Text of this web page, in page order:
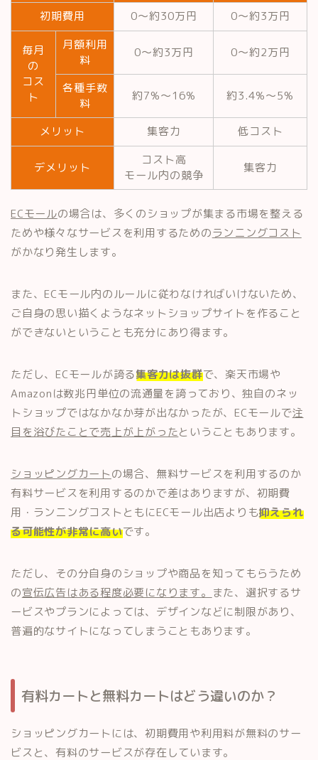
初期費用
0～約30万円 0～約3万円
毎月
の
コス
ト
月額利用
料
0～約3万円 0～約2万円
各種手数
料
約7%～16% 約3.4%～5%
メリット 集客力 低コスト
デメリット
コスト高
モール内の競争
集客力
ECモールの場合は、多くのショップが集まる市場を整える
ためや様々なサービスを利用するためのランニングコスト
がかなり発生します。
また、ECモール内のルールに従わなければいけないため、
ご自身の思い描くようなネットショップサイトを作ること
ができないということも充分にあり得ます。
ただし、ECモールが誇る集客力は抜群で、楽天市場や
Amazonは数兆円単位の流通量を誇っており、独自のネッ
トショップではなかなか芽が出なかったが、ECモールで注
目を浴びたことで売上が上がったということもあります。
ショッピングカートの場合、無料サービスを利用するのか
有料サービスを利用するのかで差はありますが、初期費
用・ランニングコストともにECモール出店よりも抑えられ
る可能性が非常に高いです。
ただし、その分自身のショップや商品を知ってもらうため
の宣伝広告はある程度必要になります。 また、選択するサ
ービスやプランによっては、デザインなどに制限があり、
普遍的なサイトになってしまうこともあります。
有料カートと無料カートはどう違いのか？
ショッピングカートには、初期費用や利用料が無料のサー
ビスと、有料のサービスが存在しています。